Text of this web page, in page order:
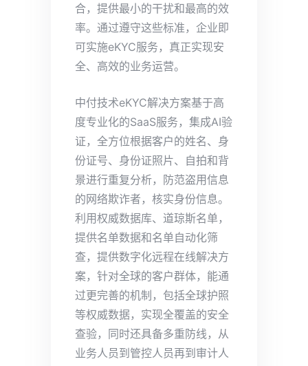
合，提供最小的干扰和最高的效
率。通过遵守这些标准，企业即
可实施eKYC服务，真正实现安
全、高效的业务运营。
中付技术eKYC解决方案基于高
度专业化的SaaS服务，集成AI验
证，全方位根据客户的姓名、身
份证号、身份证照片、自拍和背
景进行重复分析，防范盗用信息
的网络欺诈者，核实身份信息。
利用权威数据库、道琼斯名单，
提供名单数据和名单自动化筛
查，提供数字化远程在线解决方
案，针对全球的客户群体，能通
过更完善的机制，包括全球护照
等权威数据，实现全覆盖的安全
查验，同时还具备多重防线，从
业务人员到管控人员再到审计人